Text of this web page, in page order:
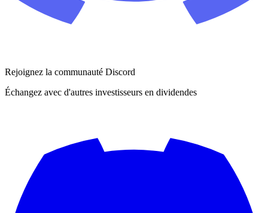
Rejoignez la communauté Discord
Échangez avec d'autres investisseurs en dividendes